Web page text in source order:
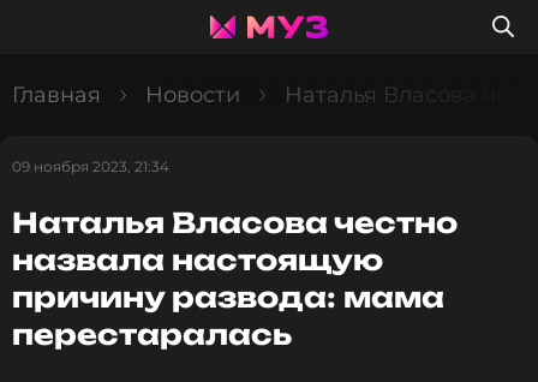
Главная Новости Наталья Власова
09 ноября 2023, 21:34
Наталья Власова честно
назвала настоящую
причину развода: мама
перестаралась